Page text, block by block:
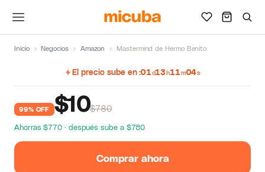
Inicio › Negocios › Amazon › Mastermind de Hermo Benito
El precio sube en 01d13h11m04s
99% OFF $10$780
Ahorras $770 · después sube a $780
Comprar ahora